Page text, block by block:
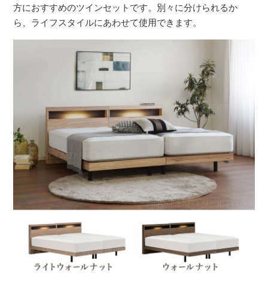
方におすすめのツインセットです。別々に分けられるか
ら、ライフスタイルにあわせて使用できます。